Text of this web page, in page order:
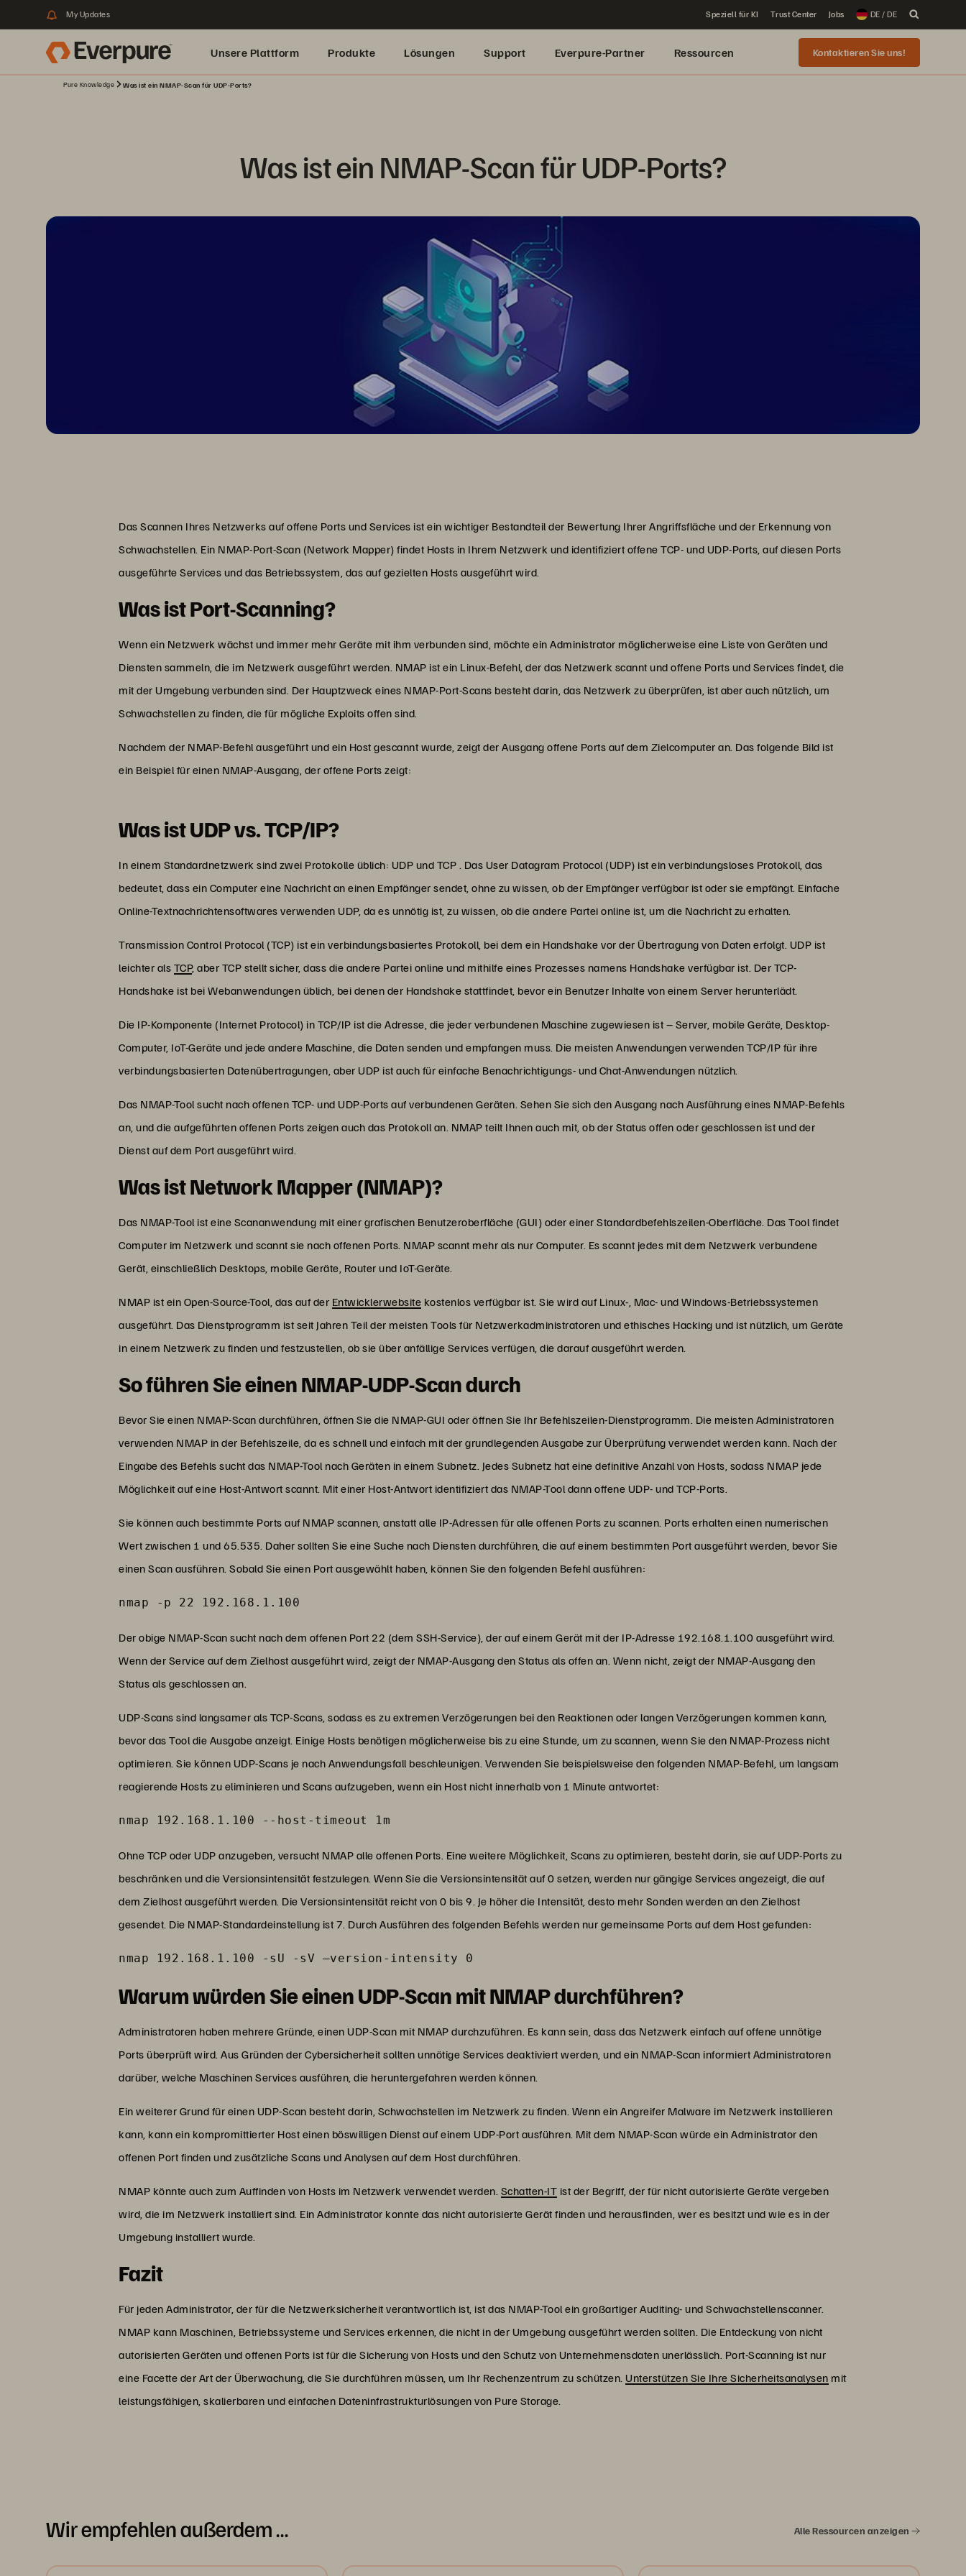
My Updates Speziell für KI Trust Center Jobs DE / DE
Unsere Plattform Produkte Lösungen Support Everpure-Partner Ressourcen Kontaktieren Sie uns!
Pure Knowledge Was ist ein NMAP-Scan für UDP-Ports?
Was ist ein NMAP-Scan für UDP-Ports?
Das Scannen Ihres Netzwerks auf offene Ports und Services ist ein wichtiger Bestandteil der Bewertung Ihrer Angriffsfläche und der Erkennung von
Schwachstellen. Ein NMAP-Port-Scan (Network Mapper) findet Hosts in Ihrem Netzwerk und identifiziert offene TCP- und UDP-Ports, auf diesen Ports
ausgeführte Services und das Betriebssystem, das auf gezielten Hosts ausgeführt wird.
Was ist Port-Scanning?
Wenn ein Netzwerk wächst und immer mehr Geräte mit ihm verbunden sind, möchte ein Administrator möglicherweise eine Liste von Geräten und
Diensten sammeln, die im Netzwerk ausgeführt werden. NMAP ist ein Linux-Befehl, der das Netzwerk scannt und offene Ports und Services findet, die
mit der Umgebung verbunden sind. Der Hauptzweck eines NMAP-Port-Scans besteht darin, das Netzwerk zu überprüfen, ist aber auch nützlich, um
Schwachstellen zu finden, die für mögliche Exploits offen sind.
Nachdem der NMAP-Befehl ausgeführt und ein Host gescannt wurde, zeigt der Ausgang offene Ports auf dem Zielcomputer an. Das folgende Bild ist
ein Beispiel für einen NMAP-Ausgang, der offene Ports zeigt:
Was ist UDP vs. TCP/IP?
In einem Standardnetzwerk sind zwei Protokolle üblich: UDP und TCP . Das User Datagram Protocol (UDP) ist ein verbindungsloses Protokoll, das
bedeutet, dass ein Computer eine Nachricht an einen Empfänger sendet, ohne zu wissen, ob der Empfänger verfügbar ist oder sie empfängt. Einfache
Online-Textnachrichtensoftwares verwenden UDP, da es unnötig ist, zu wissen, ob die andere Partei online ist, um die Nachricht zu erhalten.
Transmission Control Protocol (TCP) ist ein verbindungsbasiertes Protokoll, bei dem ein Handshake vor der Übertragung von Daten erfolgt. UDP ist
leichter als TCP, aber TCP stellt sicher, dass die andere Partei online und mithilfe eines Prozesses namens Handshake verfügbar ist. Der TCP-
Handshake ist bei Webanwendungen üblich, bei denen der Handshake stattfindet, bevor ein Benutzer Inhalte von einem Server herunterlädt.
Die IP-Komponente (Internet Protocol) in TCP/IP ist die Adresse, die jeder verbundenen Maschine zugewiesen ist – Server, mobile Geräte, Desktop-
Computer, IoT-Geräte und jede andere Maschine, die Daten senden und empfangen muss. Die meisten Anwendungen verwenden TCP/IP für ihre
verbindungsbasierten Datenübertragungen, aber UDP ist auch für einfache Benachrichtigungs- und Chat-Anwendungen nützlich.
Das NMAP-Tool sucht nach offenen TCP- und UDP-Ports auf verbundenen Geräten. Sehen Sie sich den Ausgang nach Ausführung eines NMAP-Befehls
an, und die aufgeführten offenen Ports zeigen auch das Protokoll an. NMAP teilt Ihnen auch mit, ob der Status offen oder geschlossen ist und der
Dienst auf dem Port ausgeführt wird.
Was ist Network Mapper (NMAP)?
Das NMAP-Tool ist eine Scananwendung mit einer grafischen Benutzeroberfläche (GUI) oder einer Standardbefehlszeilen-Oberfläche. Das Tool findet
Computer im Netzwerk und scannt sie nach offenen Ports. NMAP scannt mehr als nur Computer. Es scannt jedes mit dem Netzwerk verbundene
Gerät, einschließlich Desktops, mobile Geräte, Router und IoT-Geräte.
NMAP ist ein Open-Source-Tool, das auf der Entwicklerwebsite kostenlos verfügbar ist. Sie wird auf Linux-, Mac- und Windows-Betriebssystemen
ausgeführt. Das Dienstprogramm ist seit Jahren Teil der meisten Tools für Netzwerkadministratoren und ethisches Hacking und ist nützlich, um Geräte
in einem Netzwerk zu finden und festzustellen, ob sie über anfällige Services verfügen, die darauf ausgeführt werden.
So führen Sie einen NMAP-UDP-Scan durch
Bevor Sie einen NMAP-Scan durchführen, öffnen Sie die NMAP-GUI oder öffnen Sie Ihr Befehlszeilen-Dienstprogramm. Die meisten Administratoren
verwenden NMAP in der Befehlszeile, da es schnell und einfach mit der grundlegenden Ausgabe zur Überprüfung verwendet werden kann. Nach der
Eingabe des Befehls sucht das NMAP-Tool nach Geräten in einem Subnetz. Jedes Subnetz hat eine definitive Anzahl von Hosts, sodass NMAP jede
Möglichkeit auf eine Host-Antwort scannt. Mit einer Host-Antwort identifiziert das NMAP-Tool dann offene UDP- und TCP-Ports.
Sie können auch bestimmte Ports auf NMAP scannen, anstatt alle IP-Adressen für alle offenen Ports zu scannen. Ports erhalten einen numerischen
Wert zwischen 1 und 65.535. Daher sollten Sie eine Suche nach Diensten durchführen, die auf einem bestimmten Port ausgeführt werden, bevor Sie
einen Scan ausführen. Sobald Sie einen Port ausgewählt haben, können Sie den folgenden Befehl ausführen:
nmap -p 22 192.168.1.100
Der obige NMAP-Scan sucht nach dem offenen Port 22 (dem SSH-Service), der auf einem Gerät mit der IP-Adresse 192.168.1.100 ausgeführt wird.
Wenn der Service auf dem Zielhost ausgeführt wird, zeigt der NMAP-Ausgang den Status als offen an. Wenn nicht, zeigt der NMAP-Ausgang den
Status als geschlossen an.
UDP-Scans sind langsamer als TCP-Scans, sodass es zu extremen Verzögerungen bei den Reaktionen oder langen Verzögerungen kommen kann,
bevor das Tool die Ausgabe anzeigt. Einige Hosts benötigen möglicherweise bis zu eine Stunde, um zu scannen, wenn Sie den NMAP-Prozess nicht
optimieren. Sie können UDP-Scans je nach Anwendungsfall beschleunigen. Verwenden Sie beispielsweise den folgenden NMAP-Befehl, um langsam
reagierende Hosts zu eliminieren und Scans aufzugeben, wenn ein Host nicht innerhalb von 1 Minute antwortet:
nmap 192.168.1.100 --host-timeout 1m
Ohne TCP oder UDP anzugeben, versucht NMAP alle offenen Ports. Eine weitere Möglichkeit, Scans zu optimieren, besteht darin, sie auf UDP-Ports zu
beschränken und die Versionsintensität festzulegen. Wenn Sie die Versionsintensität auf 0 setzen, werden nur gängige Services angezeigt, die auf
dem Zielhost ausgeführt werden. Die Versionsintensität reicht von 0 bis 9. Je höher die Intensität, desto mehr Sonden werden an den Zielhost
gesendet. Die NMAP-Standardeinstellung ist 7. Durch Ausführen des folgenden Befehls werden nur gemeinsame Ports auf dem Host gefunden:
nmap 192.168.1.100 -sU -sV –version-intensity 0
Warum würden Sie einen UDP-Scan mit NMAP durchführen?
Administratoren haben mehrere Gründe, einen UDP-Scan mit NMAP durchzuführen. Es kann sein, dass das Netzwerk einfach auf offene unnötige
Ports überprüft wird. Aus Gründen der Cybersicherheit sollten unnötige Services deaktiviert werden, und ein NMAP-Scan informiert Administratoren
darüber, welche Maschinen Services ausführen, die heruntergefahren werden können.
Ein weiterer Grund für einen UDP-Scan besteht darin, Schwachstellen im Netzwerk zu finden. Wenn ein Angreifer Malware im Netzwerk installieren
kann, kann ein kompromittierter Host einen böswilligen Dienst auf einem UDP-Port ausführen. Mit dem NMAP-Scan würde ein Administrator den
offenen Port finden und zusätzliche Scans und Analysen auf dem Host durchführen.
NMAP könnte auch zum Auffinden von Hosts im Netzwerk verwendet werden. Schatten-IT ist der Begriff, der für nicht autorisierte Geräte vergeben
wird, die im Netzwerk installiert sind. Ein Administrator konnte das nicht autorisierte Gerät finden und herausfinden, wer es besitzt und wie es in der
Umgebung installiert wurde.
Fazit
Für jeden Administrator, der für die Netzwerksicherheit verantwortlich ist, ist das NMAP-Tool ein großartiger Auditing- und Schwachstellenscanner.
NMAP kann Maschinen, Betriebssysteme und Services erkennen, die nicht in der Umgebung ausgeführt werden sollten. Die Entdeckung von nicht
autorisierten Geräten und offenen Ports ist für die Sicherung von Hosts und den Schutz von Unternehmensdaten unerlässlich. Port-Scanning ist nur
eine Facette der Art der Überwachung, die Sie durchführen müssen, um Ihr Rechenzentrum zu schützen.Unterstützen Sie Ihre Sicherheitsanalysen mit
leistungsfähigen, skalierbaren und einfachen Dateninfrastrukturlösungen von Pure Storage.
Wir empfehlen außerdem … Alle Ressourcen anzeigen